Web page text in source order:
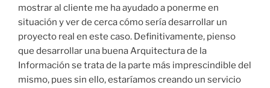
mostrar al cliente me ha ayudado a ponerme en
situación y ver de cerca cómo sería desarrollar un
proyecto real en este caso. Definitivamente, pienso
que desarrollar una buena Arquitectura de la
Información se trata de la parte más imprescindible del
mismo, pues sin ello, estaríamos creando un servicio